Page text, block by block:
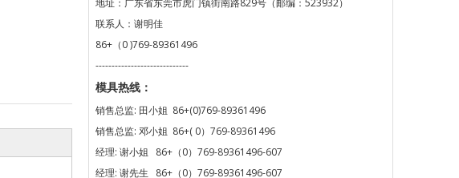
地址：广东省东莞市虎门镇街南路829号（邮编：523932）
联系人：谢明佳
86+（0 )769-89361496
-----------------------------
模具热线：
销售总监: 田小姐 86+(0)769-89361496
销售总监: 邓小姐 86+( 0）769-89361496
经理: 谢小姐 86+（0）769-89361496-607
经理: 谢先生 86+（0）769-89361496-607